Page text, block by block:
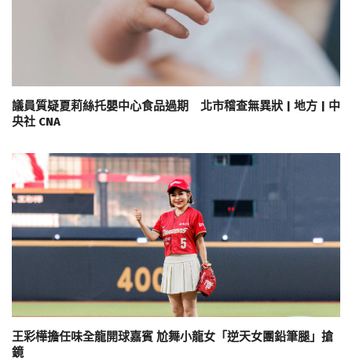
議員質疑夏莉絲托嬰中心食品過期 北市稽查無異狀 | 地方 | 中
央社 CNA
王彩樺擔任味全龍開球嘉賓 尬舞小龍女「逆天女團鉛筆腿」搶
鏡